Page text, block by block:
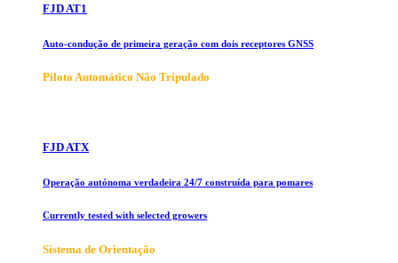
FJD AT1
Auto-condução de primeira geração com dois receptores GNSS
Piloto Automático Não Tripulado
FJD ATX
Operação autónoma verdadeira 24/7 construída para pomares
Currently tested with selected growers
Sistema de Orientação